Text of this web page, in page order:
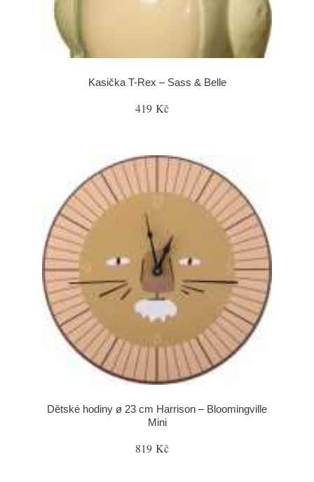
Kasička T-Rex – Sass & Belle
419 Kč
Dětské hodiny ø 23 cm Harrison – Bloomingville
Mini
819 Kč